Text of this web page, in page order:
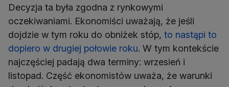
Decyzja ta była zgodna z rynkowymi
oczekiwaniami. Ekonomiści uważają, że jeśli
dojdzie w tym roku do obniżek stóp, to nastąpi to
dopiero w drugiej połowie roku. W tym kontekście
najczęściej padają dwa terminy: wrzesień i
listopad. Część ekonomistów uważa, że warunki